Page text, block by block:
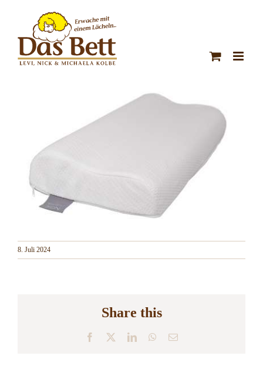
8. Juli 2024
Share this
Facebook LinkedInWhatsApp
E-